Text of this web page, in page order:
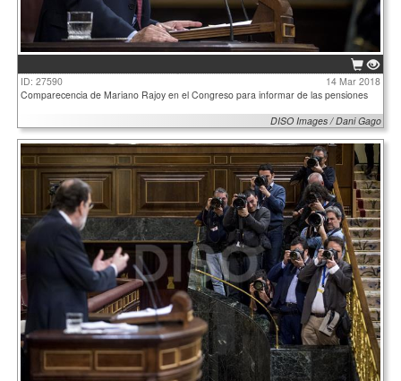
ID: 27590
14 Mar 2018
Comparecencia de Mariano Rajoy en el Congreso para informar de las pensiones
DISO Images / Dani Gago